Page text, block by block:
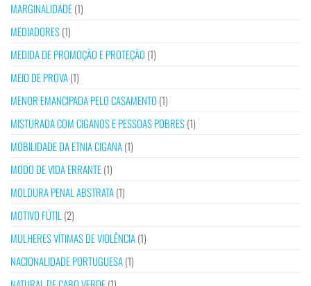
MARGINALIDADE(1)
MEDIADORES(1)
MEDIDA DE PROMOÇÃO E PROTEÇÃO (1)
MEIO DE PROVA(1)
MENOR EMANCIPADA PELO CASAMENTO (1)
MISTURADA COM CIGANOS E PESSOAS POBRES(1)
MOBILIDADE DA ETNIA CIGANA(1)
MODO DE VIDA ERRANTE(1)
MOLDURA PENAL ABSTRATA(1)
MOTIVO FÚTIL (2)
MULHERES VÍTIMAS DE VIOLÊNCIA(1)
NACIONALIDADE PORTUGUESA(1)